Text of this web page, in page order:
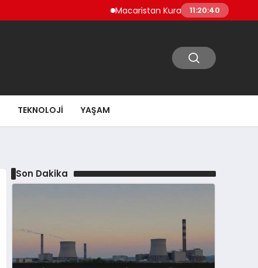
Macaristan Kuraklık Nedeniyle Paks
11:20:41
TEKNOLOJI YAŞAM
Son Dakika